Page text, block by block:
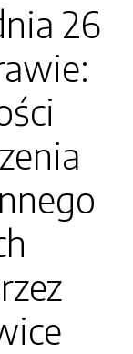
26